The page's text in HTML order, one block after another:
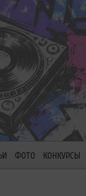
ФОТО КОНКУРСЫ